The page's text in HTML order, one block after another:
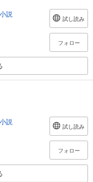
説
試し読み
フォロー
説
試し読み
フォロー